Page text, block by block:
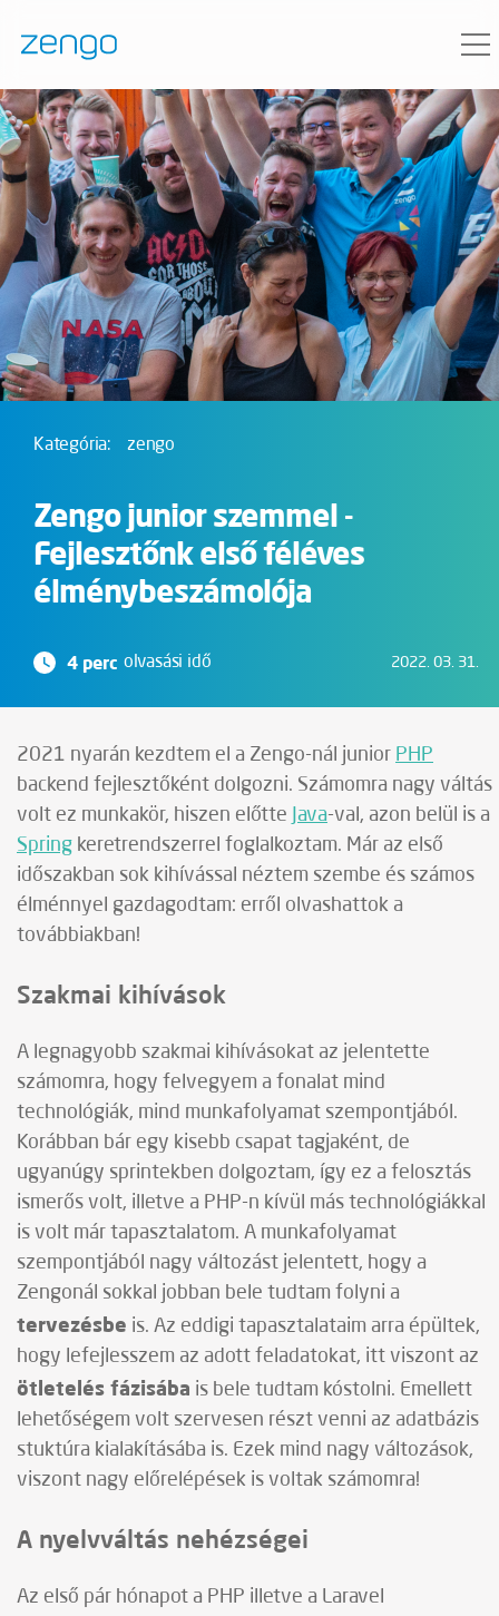
Kategória: zengo
Zengo junior szemmel -
Fejlesztőnk első féléves
élménybeszámolója
4 perc olvasási idő 2022. 03. 31.
2021 nyarán kezdtem el a Zengo-nál junior PHP
backend fejlesztőként dolgozni. Számomra nagy váltás
volt ez munkakör, hiszen előtte
Java-val, azon belül is a
Spring keretrendszerrel foglalkoztam. Már az első
időszakban sok kihívással néztem szembe és számos
élménnyel gazdagodtam: erről olvashattok a
továbbiakban!
Szakmai kihívások
A legnagyobb szakmai kihívásokat az jelentette
számomra, hogy felvegyem a fonalat mind
technológiák, mind munkafolyamat szempontjából.
Korábban bár egy kisebb csapat tagjaként, de
ugyanúgy sprintekben dolgoztam, így ez a felosztás
ismerős volt, illetve a PHP-n kívül más technológiákkal
is volt már tapasztalatom. A munkafolyamat
szempontjából nagy változást jelentett, hogy a
Zengonál sokkal jobban bele tudtam folyni a
tervezésbe is. Az eddigi tapasztalataim arra épültek,
hogy lefejlesszem az adott feladatokat, itt viszont az
ötletelés fázisába is bele tudtam kóstolni. Emellett
lehetőségem volt szervesen részt venni az adatbázis
stuktúra kialakításába is. Ezek mind nagy változások,
viszont nagy előrelépések is voltak számomra!
A nyelvváltás nehézségei
Az első pár hónapot a PHP illetve a Laravel